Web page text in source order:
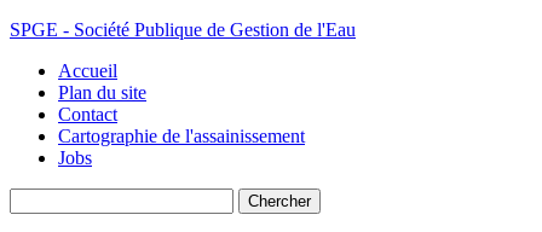
SPGE - Société Publique de Gestion de l'Eau
Accueil
Plan du site
Contact
Cartographie de l'assainissement
Jobs